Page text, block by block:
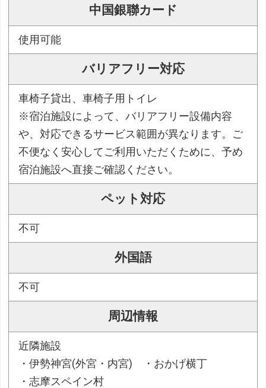
中国銀聯カード
使用可能
バリアフリー対応
車椅子貸出、車椅子用トイレ
※宿泊施設によって、バリアフリー設備内容
や、対応できるサービス範囲が異なります。ご
不便なく安心してご利用いただくために、予め
宿泊施設へ直接ご確認ください。
ペット対応
不可
外国語
不可
周辺情報
近隣施設
・伊勢神宮(外宮・内宮) ・おかげ横丁
・志摩スペイン村